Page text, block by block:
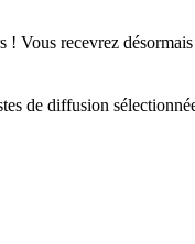
! Vous recevrez désormais
de diffusion